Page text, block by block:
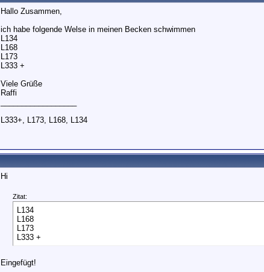
Hallo Zusammen,
ich habe folgende Welse in meinen Becken schwimmen
L134
L168
L173
L333 +
Viele Grüße
Raffi
L333+, L173, L168, L134
Hi
Zitat:
L134
L168
L173
L333 +
Eingefügt!